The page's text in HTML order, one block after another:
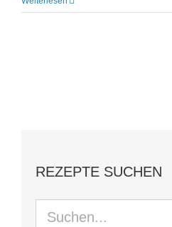
REZEPTE SUCHEN
Suche